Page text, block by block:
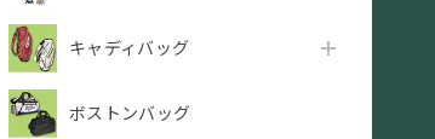
キャディバッグ
ボストンバッグ